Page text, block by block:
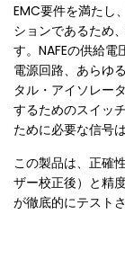
EMC要件を満たし
ションであるため
す。NAFEの供給
電源回路、あらゆ
タル・アイソレー
するためのスイッ
ために必要な信号
この製品は、正確
ザー校正後）と精
が徹底的にテスト